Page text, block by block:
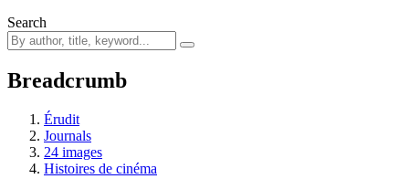
Search
Breadcrumb
Érudit
Journals
24 images
Histoires de cinéma